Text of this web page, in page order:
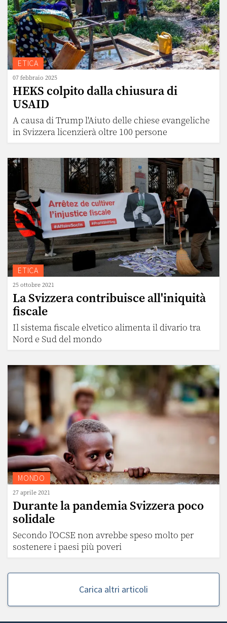
ETICA
07 febbraio 2025
HEKS colpito dalla chiusura di
USAID
A causa di Trump l'Aiuto delle chiese evangeliche
in Svizzera licenzierà oltre 100 persone
ETICA
25 ottobre 2021
La Svizzera contribuisce all'iniquità
fiscale
Il sistema fiscale elvetico alimenta il divario tra
Nord e Sud del mondo
MONDO
27 aprile 2021
Durante la pandemia Svizzera poco
solidale
Secondo l’OCSE non avrebbe speso molto per
sostenere i paesi più poveri
Carica altri articoli